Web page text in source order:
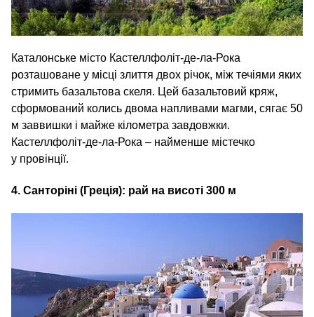
Каталонське місто Кастеллфоліт-де-ла-Рока
розташоване у місці злиття двох річок, між течіями яких
стримить базальтова скеля. Цей базальтовий кряж,
сформований колись двома напливами магми, сягає 50
м заввишки і майже кілометра завдовжки.
Кастеллфоліт-де-ла-Рока – найменше містечко
у провінції.
4. Санторіні (Греція): рай на висоті 300 м